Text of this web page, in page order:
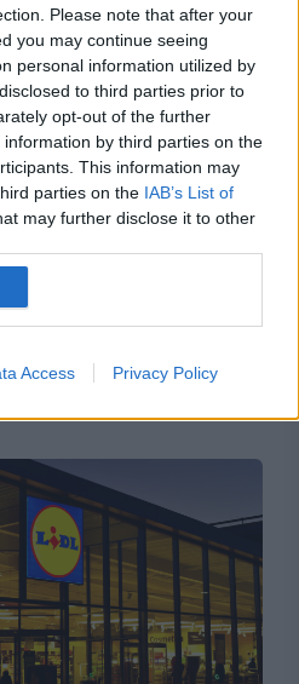
Please note that after your
you may continue seeing
personal information utilized by
to third parties prior to
opt-out of the further
by third parties on the
This information may
parties on the IAB’s List of
may further disclose it to other
Access Privacy Policy
România de Fitch.
financiar care